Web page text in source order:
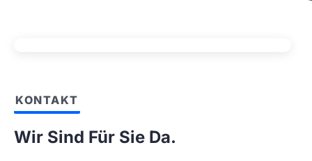
KONTAKT
Wir Sind Für Sie Da.